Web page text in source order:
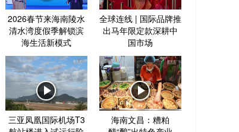
2026春节来海南陵水
清水湾度假季解锁滨
海生活新模式
全球连线 | 国际品牌推
出马年限定款深耕中
国市场
三亚凤凰国际机场T3
海南文昌：糟粕